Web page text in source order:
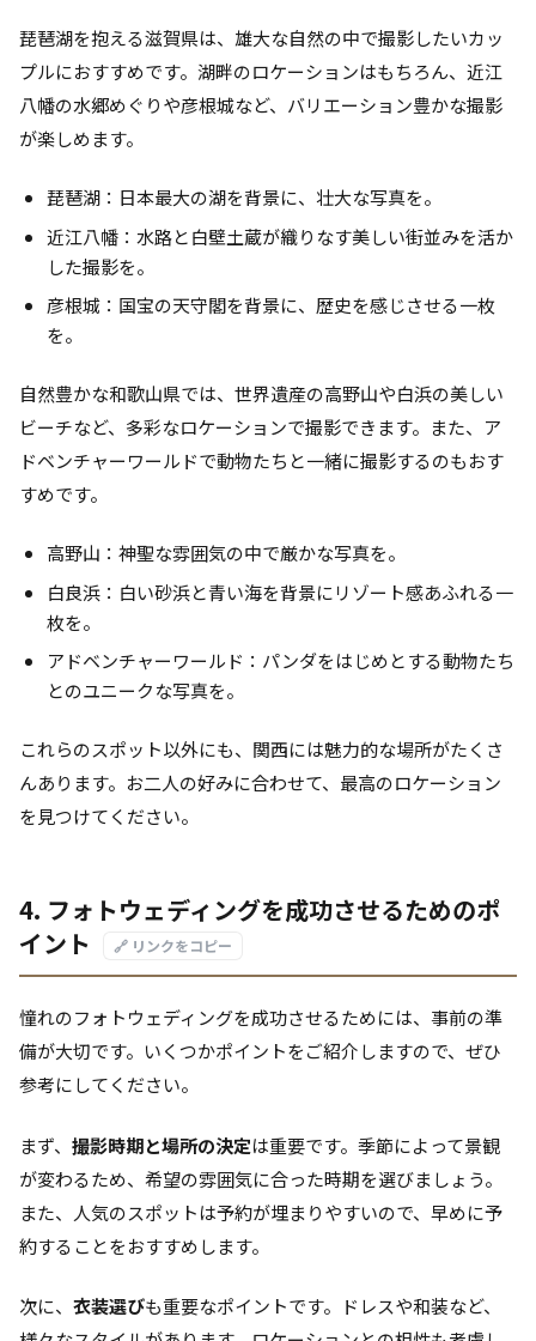
琵琶湖を抱える滋賀県は、雄大な自然の中で撮影したいカッ
プルにおすすめです。湖畔のロケーションはもちろん、近江
八幡の水郷めぐりや彦根城など、バリエーション豊かな撮影
が楽しめます。
琵琶湖：日本最大の湖を背景に、壮大な写真を。
近江八幡：水路と白壁土蔵が織りなす美しい街並みを活か
した撮影を。
彦根城：国宝の天守閣を背景に、歴史を感じさせる一枚
を。
自然豊かな和歌山県では、世界遺産の高野山や白浜の美しい
ビーチなど、多彩なロケーションで撮影できます。また、ア
ドベンチャーワールドで動物たちと一緒に撮影するのもおす
すめです。
高野山：神聖な雰囲気の中で厳かな写真を。
白良浜：白い砂浜と青い海を背景にリゾート感あふれる一
枚を。
アドベンチャーワールド：パンダをはじめとする動物たち
とのユニークな写真を。
これらのスポット以外にも、関西には魅力的な場所がたくさ
んあります。お二人の好みに合わせて、最高のロケーション
を見つけてください。
4. フォトウェディングを成功させるためのポ
イント
🔗 リンクをコピー
憧れのフォトウェディングを成功させるためには、事前の準
備が大切です。いくつかポイントをご紹介しますので、ぜひ
参考にしてください。
まず、 撮影時期と場所の決定は重要です。季節によって景観
が変わるため、希望の雰囲気に合った時期を選びましょう。
また、人気のスポットは予約が埋まりやすいので、早めに予
約することをおすすめします。
次に、 衣装選びも重要なポイントです。ドレスや和装など、